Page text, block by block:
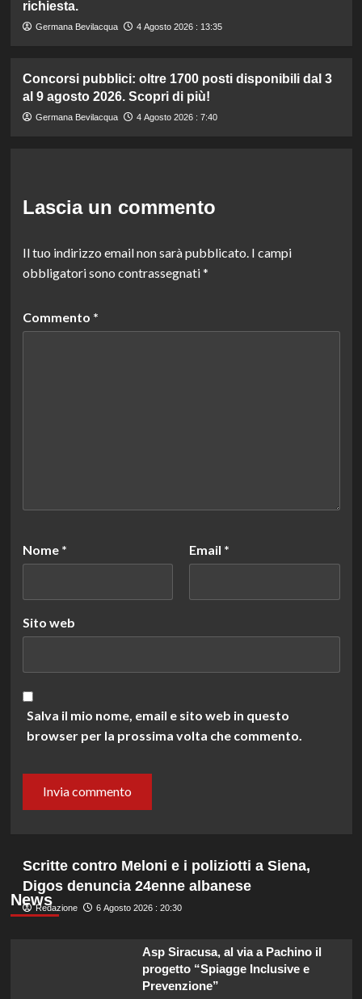
richiesta.
Germana Bevilacqua 4 Agosto 2026 : 13:35
Concorsi pubblici: oltre 1700 posti disponibili dal 3
al 9 agosto 2026. Scopri di più!
Germana Bevilacqua 4 Agosto 2026 : 7:40
Lascia un commento
Il tuo indirizzo email non sarà pubblicato. I campi
obbligatori sono contrassegnati*
Commento *
Nome * Email *
Sito web
Salva il mio nome, email e sito web in questo
browser per la prossima volta che commento.
News
Scritte contro Meloni e i poliziotti a Siena,
Digos denuncia 24enne albanese
Redazione 6 Agosto 2026 : 20:30
Asp Siracusa, al via a Pachino il
progetto “Spiagge Inclusive e
Prevenzione”